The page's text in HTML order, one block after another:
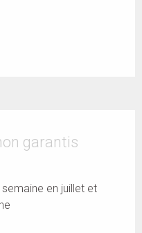
garantis
en juillet et